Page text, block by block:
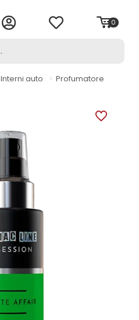
0
Interni auto > Profumatore